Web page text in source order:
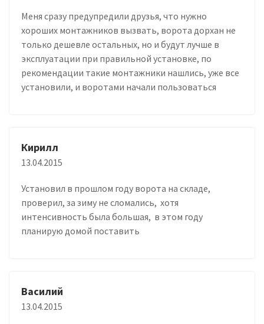
Меня сразу предупредили друзья, что нужно
хороших монтажников вызвать, ворота дорхан не
только дешевле остальных, но и будут лучше в
эксплуатации при правильной установке, по
рекомендации такие монтажники нашлись, уже все
установили, и воротами начали пользоваться
Кирилл
13.04.2015
Установил в прошлом году ворота на складе,
проверил, за зиму не сломались, хотя
интенсивность была большая, в этом году
планирую домой поставить
Василий
13.04.2015